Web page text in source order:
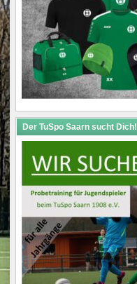
Der TuSpo Saarn sucht Dich!